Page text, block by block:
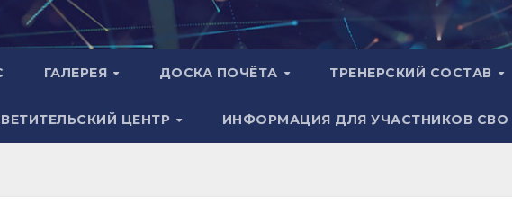
ГАЛЕРЕЯ ДОСКА ПОЧЁТА ТРЕНЕРСКИЙ СОСТАВ
ЦЕНТР ИНФОРМАЦИЯ ДЛЯ УЧАСТНИКОВ СВО